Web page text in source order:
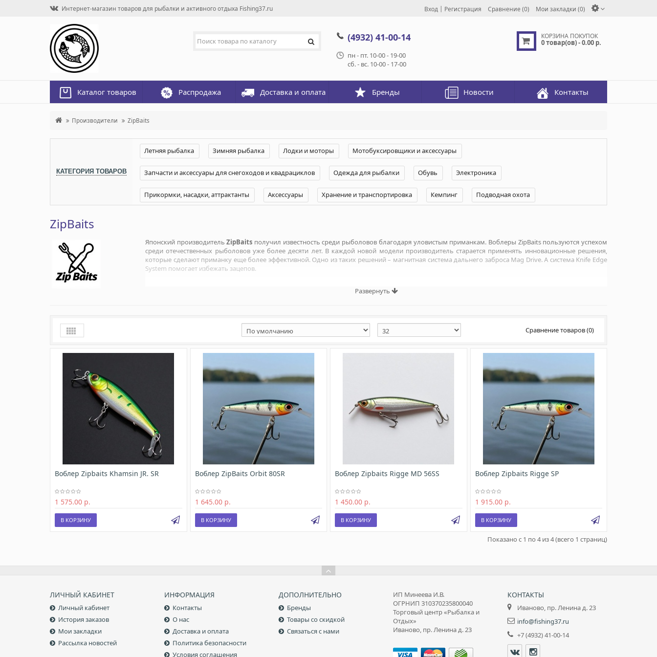
Интернет-магазин товаров для рыбалки и активного отдыха Fishing37.ru Вход | Регистрация Сравнение (0) Мои закладки (0)
(4932) 41-00-14
пн - пт. 10-00 - 19-00
сб. - вс. 10-00 - 17-00
КОРЗИНА ПОКУПОК
0 товар(ов) - 0.00 р.
Каталог товаров Распродажа Доставка и оплата Бренды Новости Контакты
Производители ZipBaits
КАТЕГОРИЯ ТОВАРОВ
Летняя рыбалка Зимняя рыбалка Лодки и моторы Мотобуксировщики и аксессуары
Запчасти и аксессуары для снегоходов и квадрациклов Одежда для рыбалки Обувь Электроника
Прикормки, насадки, аттрактанты Аксессуары Хранение и транспортировка Кемпинг Подводная охота
ZipBaits
Японский производитель ZipBaits получил известность среди рыболовов благодаря уловистым приманкам. Воблеры ZipBaits пользуются успехом
среди отечественных рыболовов уже более десяти лет. В каждой новой модели производитель старается применять инновационные решения,
которые сделают приманку еще более эффективной. Одно из таких решений – магнитная система дальнего заброса Mag Drive. А система Knife Edge
System помогает избежать зацепов.
Развернуть
Сравнение товаров (0)
Воблер Zipbaits Khamsin JR. SR
1 575.00 р.
В КОРЗИНУ
Воблер ZipBaits Orbit 80SR
1 645.00 р.
В КОРЗИНУ
Воблер Zipbaits Rigge MD 56SS
1 450.00 р.
В КОРЗИНУ
Воблер Zipbaits Rigge SP
1 915.00 р.
В КОРЗИНУ
Показано с 1 по 4 из 4 (всего 1 страниц)
ЛИЧНЫЙ КАБИНЕТ
Личный кабинет
История заказов
Мои закладки
Рассылка новостей
ИНФОРМАЦИЯ
Контакты
О нас
Доставка и оплата
Политика безопасности
Условия соглашения
ДОПОЛНИТЕЛЬНО
Бренды
Товары со скидкой
Связаться с нами
ИП Минеева И.В.
ОГРНИП 310370235800040
Торговый центр «Рыбалка и
Отдых»
Иваново, пр. Ленина д. 23
КОНТАКТЫ
Иваново, пр. Ленина д. 23
info@fishing37.ru
+7 (4932) 41-00-14